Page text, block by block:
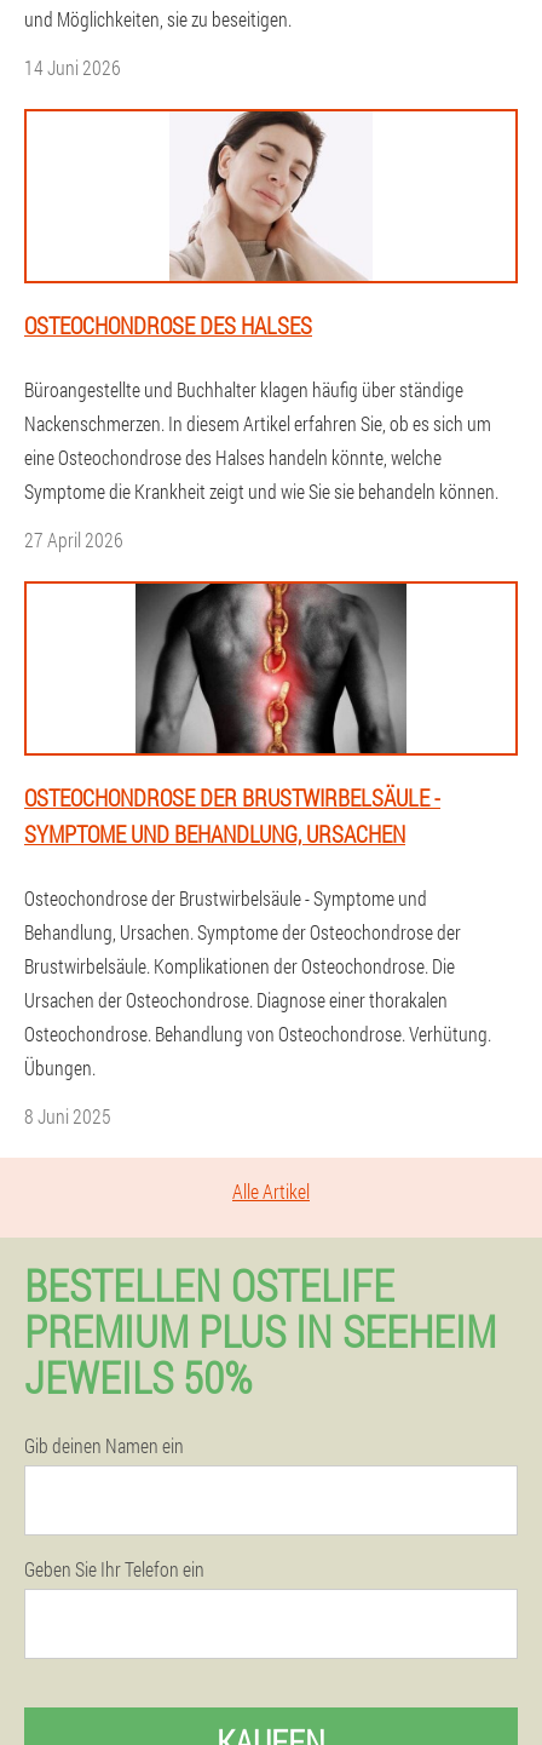
und Möglichkeiten, sie zu beseitigen.
14 Juni 2026
OSTEOCHONDROSE DES HALSES
Büroangestellte und Buchhalter klagen häufig über ständige
Nackenschmerzen. In diesem Artikel erfahren Sie, ob es sich um
eine Osteochondrose des Halses handeln könnte, welche
Symptome die Krankheit zeigt und wie Sie sie behandeln können.
27 April 2026
OSTEOCHONDROSE DER BRUSTWIRBELSÄULE -
SYMPTOME UND BEHANDLUNG, URSACHEN
Osteochondrose der Brustwirbelsäule - Symptome und
Behandlung, Ursachen. Symptome der Osteochondrose der
Brustwirbelsäule. Komplikationen der Osteochondrose. Die
Ursachen der Osteochondrose. Diagnose einer thorakalen
Osteochondrose. Behandlung von Osteochondrose. Verhütung.
Übungen.
8 Juni 2025
Alle Artikel
BESTELLEN OSTELIFE
PREMIUM PLUS IN SEEHEIM
JEWEILS 50%
Gib deinen Namen ein
Geben Sie Ihr Telefon ein